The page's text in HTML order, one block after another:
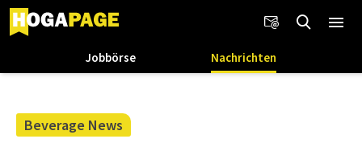
Jobbörse Nachrichten
Beverage News